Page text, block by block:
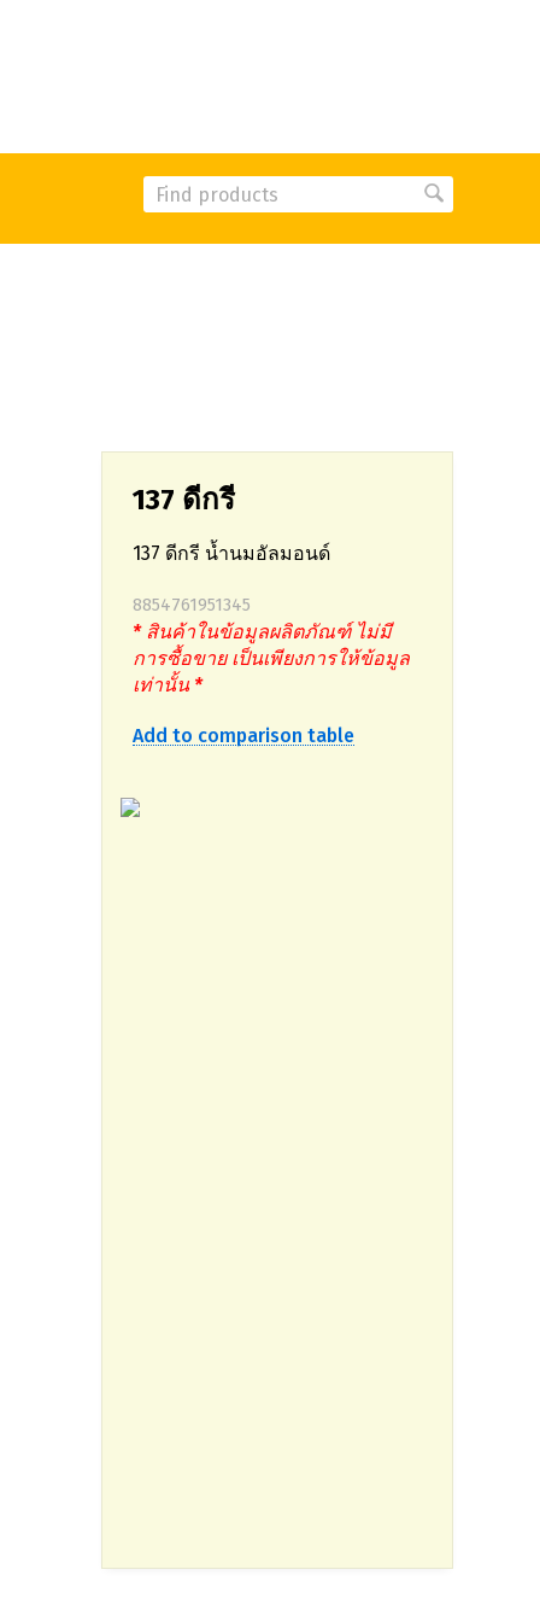
137 ดีกรี
137 ดีกรี น้ำนมอัลมอนด์
8854761951345
* สินค้าในข้อมูลผลิตภัณฑ์ ไม่มี
การซื้อขาย เป็นเพียงการให้ข้อมูล
เท่านั้น *
Add to comparison table